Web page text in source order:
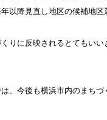
以降見直し地区の候補地
りに反映されるとてもい
、今後も横浜市内のまち